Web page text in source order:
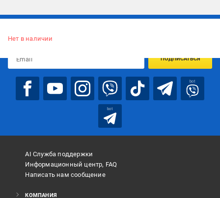
Нет в наличии
ПОДПИСАТЬСЯ
bot
bot
AI Служба поддержки
Информационный центр, FAQ
Написать нам сообщение
КОМПАНИЯ